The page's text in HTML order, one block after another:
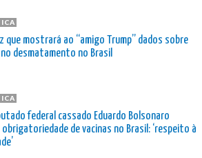
que mostrará ao “amigo Trump” dados sobre
desmatamento no Brasil
federal cassado Eduardo Bolsonaro
de vacinas no Brasil: ‘respeito à